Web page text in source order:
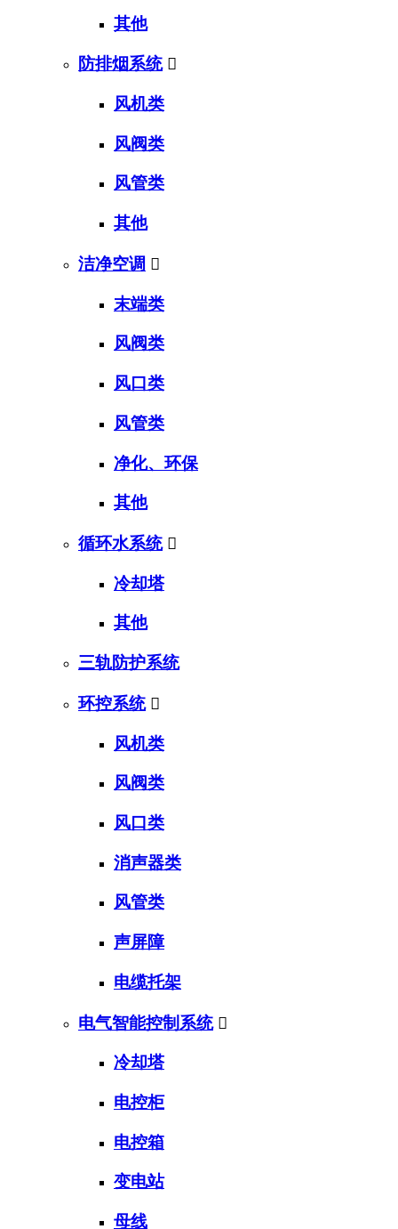
其他
防排烟系统 
风机类
风阀类
风管类
其他
洁净空调 
末端类
风阀类
风口类
风管类
净化、环保
其他
循环水系统 
冷却塔
其他
三轨防护系统
环控系统 
风机类
风阀类
风口类
消声器类
风管类
声屏障
电缆托架
电气智能控制系统 
冷却塔
电控柜
电控箱
变电站
母线